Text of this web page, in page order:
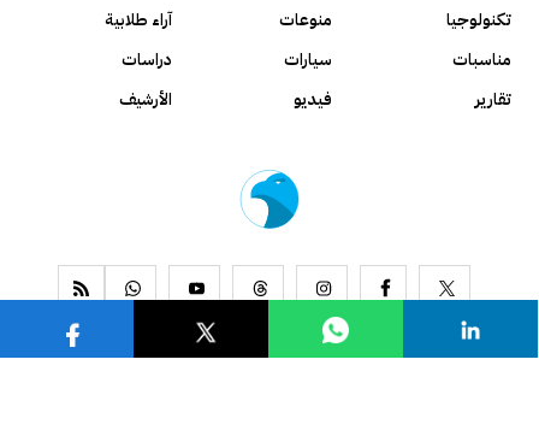
تكنولوجيا
منوعات
آراء طلابية
مناسبات
سيارات
دراسات
تقارير
فيديو الأرشيف